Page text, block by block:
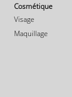
Cosmétique
Visage
Maquillage